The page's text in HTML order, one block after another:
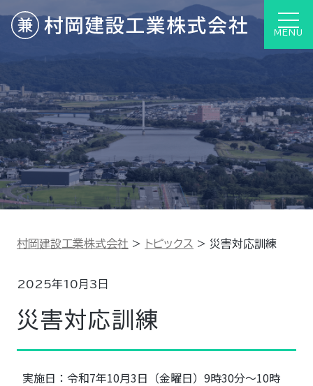
MENU
村岡建設工業株式会社 > トピックス > 災害対応訓練
2025年10月3日
災害対応訓練
実施日：令和7年10月3日（金曜日）9時30分～10時